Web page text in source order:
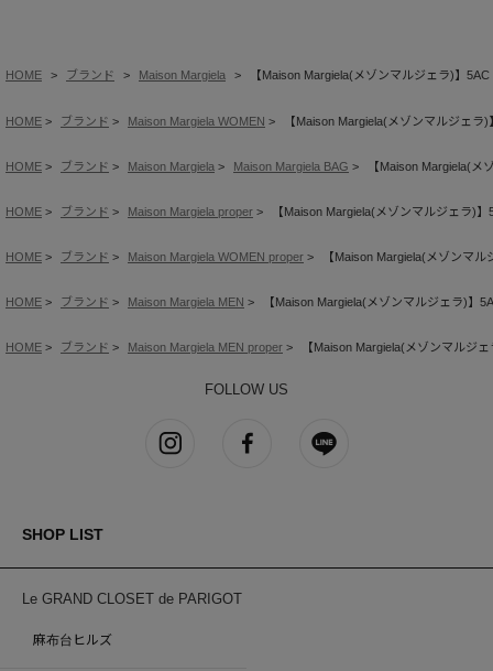
HOME ブランド Maison Margiela 【Maison Margiela(メゾンマルジェラ)】
HOME ブランド Maison Margiela WOMEN 【Maison Margiela(メゾンマルジェラ
HOME ブランド Maison Margiela Maison Margiela BAG 【Maison Margiela(メ
HOME ブランド Maison Margiela proper 【Maison Margiela(メゾンマルジェラ)
HOME ブランド Maison Margiela WOMEN proper 【Maison Margiela(メゾンマ
HOME ブランド Maison Margiela MEN 【Maison Margiela(メゾンマルジェラ)】
HOME ブランド Maison Margiela MEN proper 【Maison Margiela(メゾンマルジ
FOLLOW US
SHOP LIST
Le GRAND CLOSET de PARIGOT
麻布台ヒルズ